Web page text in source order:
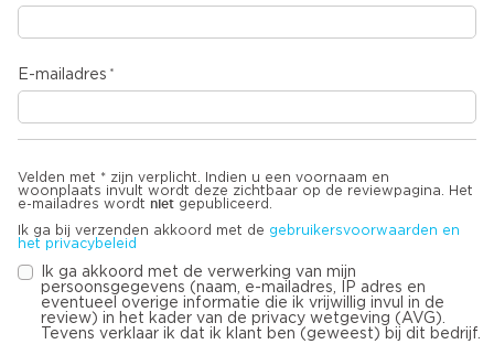
E-mailadres
Velden met * zijn verplicht. Indien u een voornaam en
woonplaats invult wordt deze zichtbaar op de reviewpagina. Het
e-mailadres wordt niet gepubliceerd.
Ik ga bij verzenden akkoord met de gebruikersvoorwaarden en
het privacybeleid
Ik ga akkoord met de verwerking van mijn
persoonsgegevens (naam, e-mailadres, IP adres en
eventueel overige informatie die ik vrijwillig invul in de
review) in het kader van de privacy wetgeving (AVG).
Tevens verklaar ik dat ik klant ben (geweest) bij dit bedrijf.